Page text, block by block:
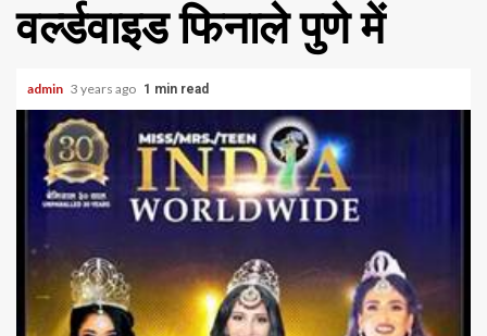
वर्ल्डवाइड फिनाले पुणे में
admin 3 years ago 1 min read